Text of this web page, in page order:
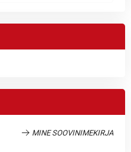
MINE SOOVINIMEKIRJA